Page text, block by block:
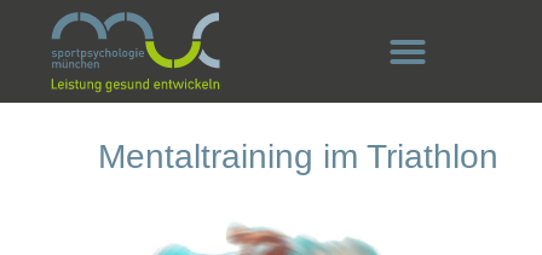
Mentaltraining im Triathlon